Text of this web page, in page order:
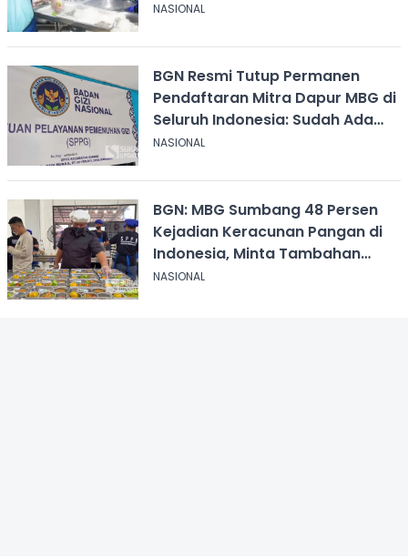
NASIONAL
BGN Resmi Tutup Permanen
Pendaftaran Mitra Dapur MBG di
Seluruh Indonesia: Sudah Ada
30.000 SPPG
NASIONAL
BGN: MBG Sumbang 48 Persen
Kejadian Keracunan Pangan di
Indonesia, Minta Tambahan
Dana Rp 28 Triliun
NASIONAL